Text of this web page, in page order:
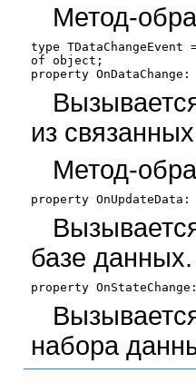
Метод-
type
of object;
из
Метод-
базе
набора